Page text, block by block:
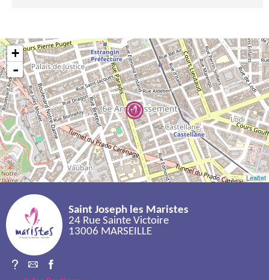
+
-
Leaflet
Saint Joseph les Maristes
24 Rue Sainte Victoire
13006 MARSEILLE